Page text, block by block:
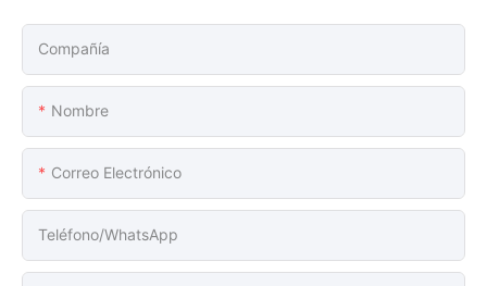
Compañía
Nombre
Correo Electrónico
Teléfono/WhatsApp